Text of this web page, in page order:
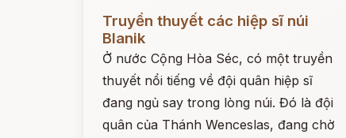
Đọc ngay
Truyền thuyết các hiệp sĩ núi
Blanik
Ở nước Cộng Hòa Séc, có một truyền
thuyết nổi tiếng về đội quân hiệp sĩ
đang ngủ say trong lòng núi. Đó là đội
quân của Thánh Wenceslas, đang chờ